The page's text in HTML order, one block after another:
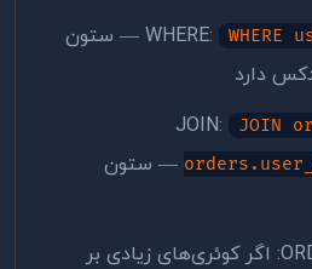
WHERE
— ستون
JOIN
— ستون
مرتب‌سازی ORDER BY: اگر کوئری‌های زیادی بر